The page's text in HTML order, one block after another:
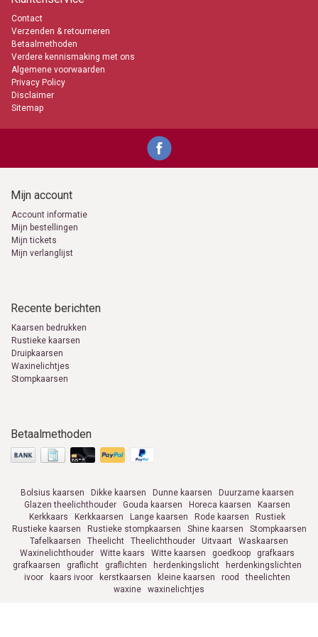
Contact
Verzenden & retourneren
Betaalmethoden
Verdere kennismaking met ons
Algemene voorwaarden
Privacy Policy
Disclaimer
Sitemap
Mijn account
Account informatie
Mijn bestellingen
Mijn tickets
Mijn verlanglijst
Recente berichten
Kaarsen bedrukken
Rustieke kaarsen
Druipkaarsen
Waxinelichtjes
Stompkaarsen
Betaalmethoden
Bolsius kaarsen Dikke kaarsen Dunne kaarsen
Duurzame kaarsen
Glazen theelichthouder
Gouda kaarsen Horeca kaarsen
Kaarsen
Kerkkaars
Kerkkaarsen Lange kaarsen Rode kaarsen
Rustiek
Rustieke kaarsen
Rustieke stompkaarsen Shine kaarsen
Stompkaarsen
Tafelkaarsen
Theelicht Theelichthouder Uitvaart
Waskaarsen
Waxinelichthouder
Witte kaars Witte kaarsen goedkoop
grafkaars
grafkaarsen
graflicht graflichten herdenkingslicht
herdenkingslichten
ivoor
kaars ivoor kerstkaarsen kleine kaarsen rood
theelichten
waxine
waxinelichtjes